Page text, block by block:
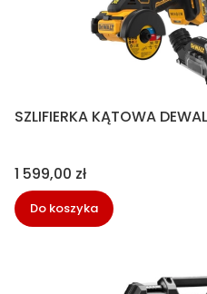
SZLIFIERKA KĄTOWA
Cena
1 599,00 zł
Do koszyka